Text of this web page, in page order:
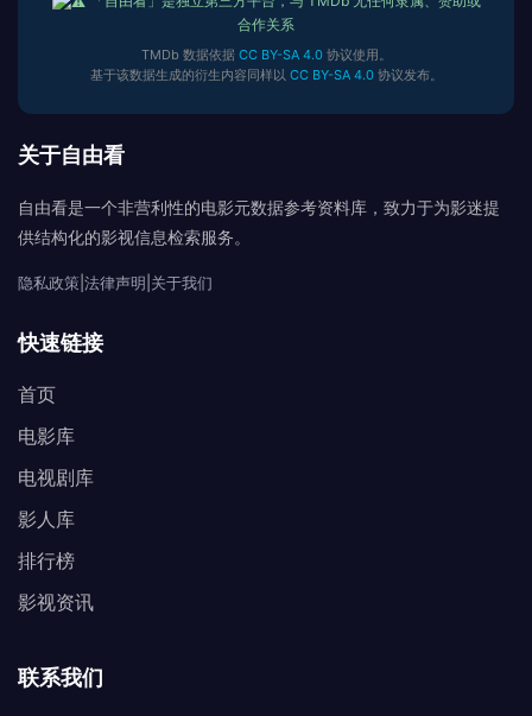
合作关系
TMDb 数据依据 CC BY-SA 4.0协议使用。
基于该数据生成的衍生内容同样以 CC BY-SA 4.0协议发布。
关于自由看
自由看是一个非营利性的电影元数据参考资料库，致力于为影迷提
供结构化的影视信息检索服务。
隐私政策 法律声明 关于我们
快速链接
首页
电影库
电视剧库
影人库
排行榜
影视资讯
联系我们